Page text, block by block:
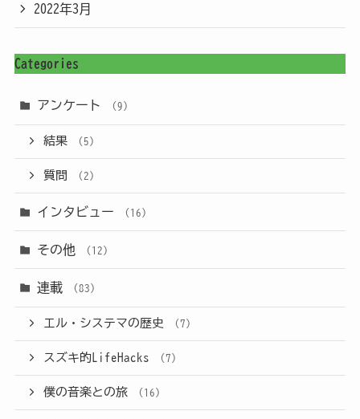
2022年3月
Categories
アンケート (9)
結果 (5)
質問 (2)
インタビュー (16)
その他 (12)
連載 (83)
エル・システマの歴史 (7)
スズキ的LifeHacks (7)
僕の音楽との旅 (16)